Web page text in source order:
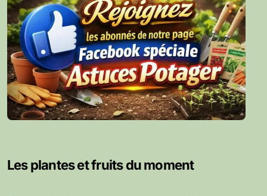
Les plantes et fruits du moment